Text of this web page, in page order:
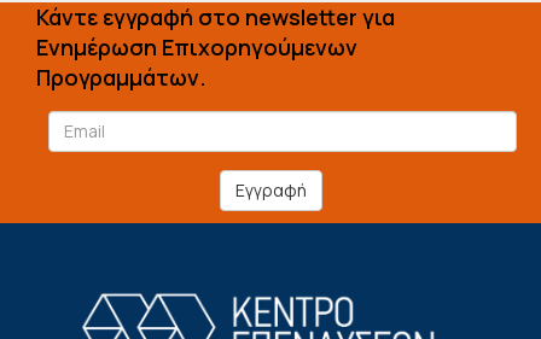
Κάντε εγγραφή στο newsletter για
Ενημέρωση Επιχορηγούμενων
Προγραμμάτων.
Εγγραφή